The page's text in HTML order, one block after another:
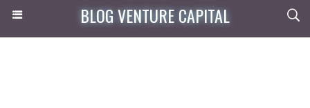
BLOG VENTURE CAPITAL